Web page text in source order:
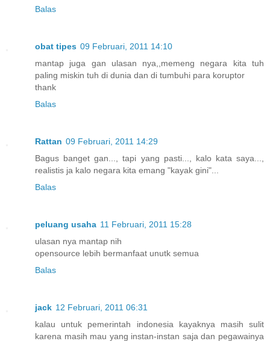
Balas
obat tipes 09 Februari, 2011 14:10
mantap juga gan ulasan nya,,memeng negara kita tuh
paling miskin tuh di dunia dan di tumbuhi para koruptor
thank
Balas
Rattan 09 Februari, 2011 14:29
Bagus banget gan..., tapi yang pasti..., kalo kata saya...,
realistis ja kalo negara kita emang "kayak gini"...
Balas
peluang usaha 11 Februari, 2011 15:28
ulasan nya mantap nih
opensource lebih bermanfaat unutk semua
Balas
jack 12 Februari, 2011 06:31
kalau untuk pemerintah indonesia kayaknya masih sulit
karena masih mau yang instan-instan saja dan pegawainya